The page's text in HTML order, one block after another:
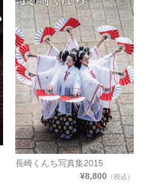
長崎くんち写真集2015
¥8,800 （税込）